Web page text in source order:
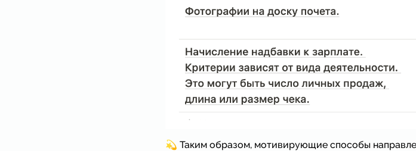
💫 Таким образом, мотивирующие способы